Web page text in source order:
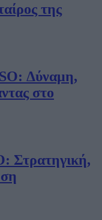
της
Δύναμη,
στο
Στρατηγική,